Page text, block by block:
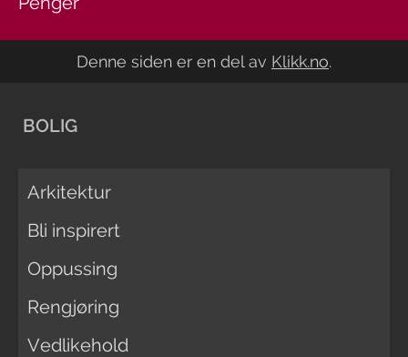
Denne siden er en del av Klikk.no.
BOLIG
Arkitektur
Bli inspirert
Oppussing
Rengjøring
Vedlikehold